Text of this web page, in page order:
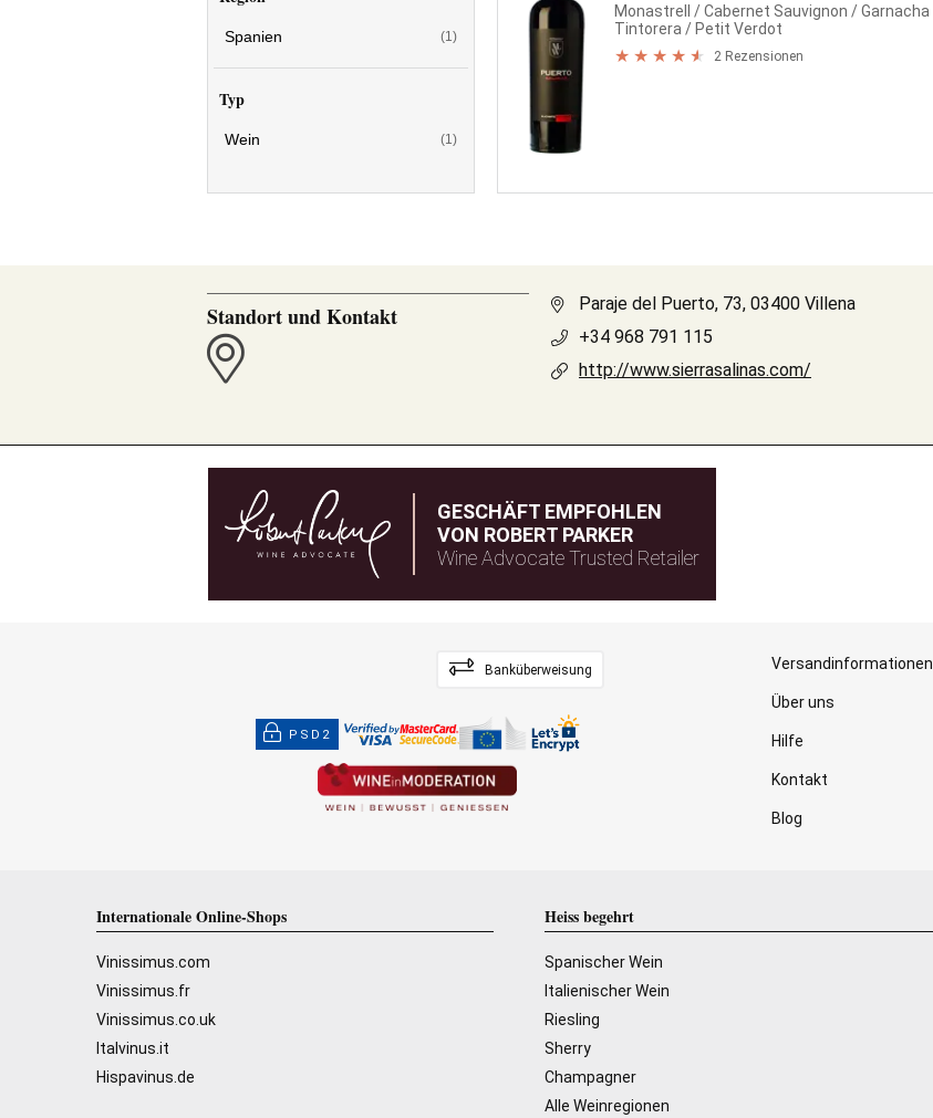
Spanien (1)
Typ
Wein (1)
Monastrell
/ Cabernet Sauvignon / Garnacha
Tintorera / Petit Verdot
2 Rezensionen
Standort und Kontakt
Paraje del Puerto, 73, 03400 Villena
+34 968 791 115
http://www.sierrasalinas.com/
GESCHÄFT EMPFOHLEN
VON ROBERT PARKER
Wine Advocate Trusted Retailer
Banküberweisung
PSD2
Versandinformationen
Über uns
Hilfe
Kontakt
Blog
Internationale Online-Shops
Vinissimus.com
Vinissimus.fr
Vinissimus.co.uk
Italvinus.it
Hispavinus.de
Heiss begehrt
Spanischer Wein
Italienischer Wein
Riesling
Sherry
Champagner
Alle Weinregionen